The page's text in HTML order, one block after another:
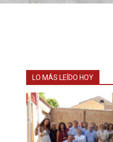
LO MÁS LEÍDO HOY